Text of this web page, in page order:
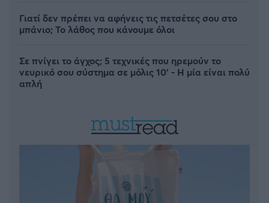
Γιατί δεν πρέπει να αφήνεις τις πετσέτες σου στο
μπάνιο; Το λάθος που κάνουμε όλοι
Σε πνίγει το άγχος; 5 τεχνικές που ηρεμούν το
νευρικό σου σύστημα σε μόλις 10' - Η μία είναι πολύ
απλή